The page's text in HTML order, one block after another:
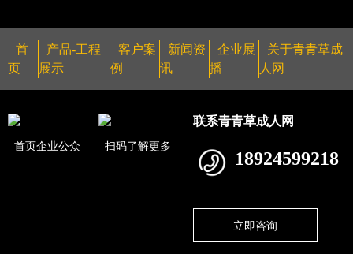
首
页
产品-工程
展示
客户案
例
新闻资
讯
企业展
播
关于青青草成
人网
首页企业公众 扫码了解更多
联系青青草成人网
18924599218
立即咨询